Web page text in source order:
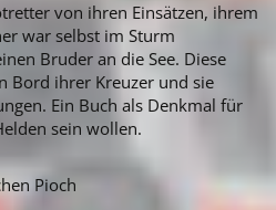
von ihren Einsätzen, ihrem
war selbst im Sturm
Bruder an die See. Diese
Bord ihrer Kreuzer und sie
Ein Buch als Denkmal für
sein wollen.
Pioch